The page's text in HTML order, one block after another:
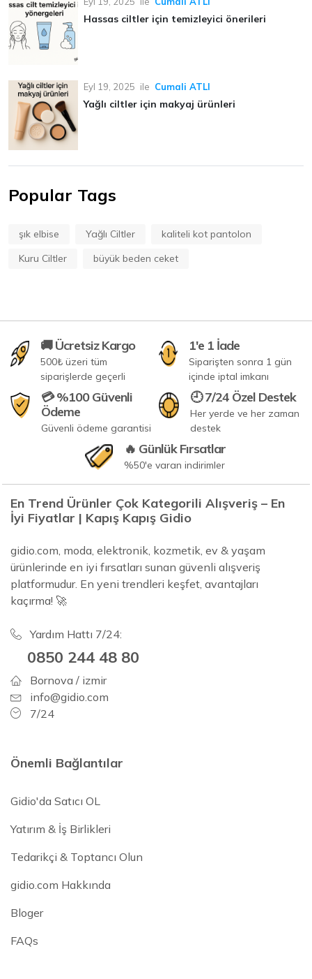
Hassas ciltler için temizleyici önerileri
Eyl 19, 2025 ile Cumali ATLI
Yağlı ciltler için makyaj ürünleri
Popular Tags
şık elbise Yağlı Ciltler
kaliteli kot pantolon
Kuru Ciltler
büyük beden ceket
🚚 Ücretsiz Kargo
500₺ üzeri tüm
siparişlerde geçerli
1'e 1 İade
Siparişten sonra 1 gün
içinde iptal imkanı
💳 %100 Güvenli
Ödeme
Güvenli ödeme garantisi
🕘 7/24 Özel Destek
Her yerde ve her zaman
destek
🔥 Günlük Fırsatlar
%50'e varan indirimler
En Trend Ürünler Çok Kategorili Alışveriş – En
İyi Fiyatlar | Kapış Kapış Gidio
gidio.com, moda, elektronik, kozmetik, ev & yaşam
ürünlerinde en iyi fırsatları sunan güvenli alışveriş
platformudur. En yeni trendleri keşfet, avantajları
kaçırma! 🚀
Yardım Hattı 7/24:
0850 244 48 80
Bornova / izmir
info@gidio.com
7/24
Önemli Bağlantılar
Gidio'da Satıcı OL
Yatırım & İş Birlikleri
Tedarikçi & Toptancı Olun
gidio.com Hakkında
Bloger
FAQs